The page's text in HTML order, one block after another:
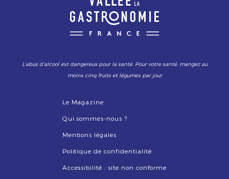
L’abus d’alcool est dangereux pour la santé. Pour votre santé, mangez au
moins cinq fruits et légumes par jour
Le Magazine
Qui sommes-nous ?
Mentions légales
Politique de confidentialité
Accessibilité : site non conforme